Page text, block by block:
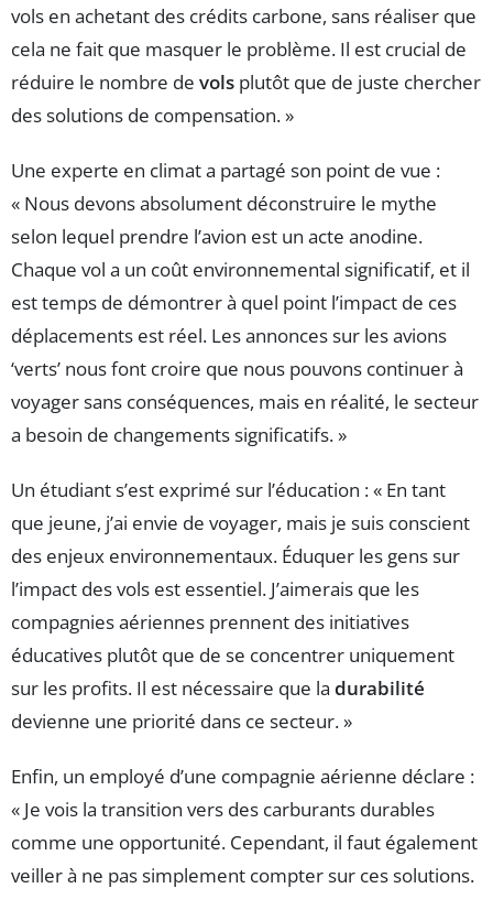
vols en achetant des crédits carbone, sans réaliser que
cela ne fait que masquer le problème. Il est crucial de
réduire le nombre de vols plutôt que de juste chercher
des solutions de compensation. »
Une experte en climat a partagé son point de vue :
« Nous devons absolument déconstruire le mythe
selon lequel prendre l’avion est un acte anodine.
Chaque vol a un coût environnemental significatif, et il
est temps de démontrer à quel point l’impact de ces
déplacements est réel. Les annonces sur les avions
‘verts’ nous font croire que nous pouvons continuer à
voyager sans conséquences, mais en réalité, le secteur
a besoin de changements significatifs. »
Un étudiant s’est exprimé sur l’éducation : « En tant
que jeune, j’ai envie de voyager, mais je suis conscient
des enjeux environnementaux. Éduquer les gens sur
l’impact des vols est essentiel. J’aimerais que les
compagnies aériennes prennent des initiatives
éducatives plutôt que de se concentrer uniquement
sur les profits. Il est nécessaire que la durabilité
devienne une priorité dans ce secteur. »
Enfin, un employé d’une compagnie aérienne déclare :
« Je vois la transition vers des carburants durables
comme une opportunité. Cependant, il faut également
veiller à ne pas simplement compter sur ces solutions.